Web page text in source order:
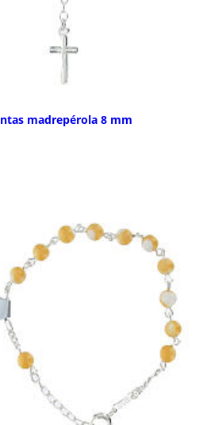
madrepérola 8 mm